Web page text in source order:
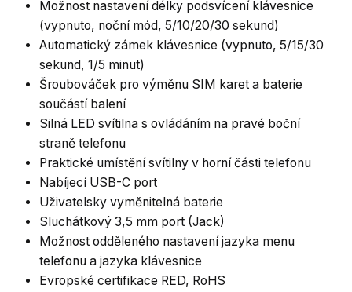
Možnost nastavení délky podsvícení klávesnice
(vypnuto, noční mód, 5/10/20/30 sekund)
Automatický zámek klávesnice (vypnuto, 5/15/30
sekund, 1/5 minut)
Šroubováček pro výměnu SIM karet a baterie
součástí balení
Silná LED svítilna s ovládáním na pravé boční
straně telefonu
Praktické umístění svítilny v horní části telefonu
Nabíjecí USB-C port
Uživatelsky vyměnitelná baterie
Sluchátkový 3,5 mm port (Jack)
Možnost odděleného nastavení jazyka menu
telefonu a jazyka klávesnice
Evropské certifikace RED, RoHS